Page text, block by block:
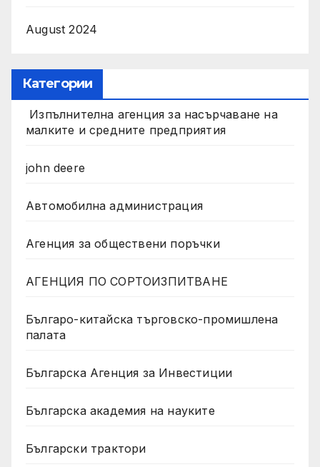
August 2024
Категории
Изпълнителна агенция за насърчаване на
малките и средните предприятия
john deere
Автомобилна администрация
Агенция за обществени поръчки
АГЕНЦИЯ ПО СОРТОИЗПИТВАНЕ
Българо-китайска търговско-промишлена
палата
Българска Агенция за Инвестиции
Българска академия на науките
Български трактори